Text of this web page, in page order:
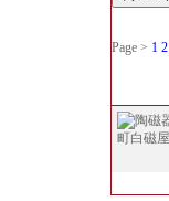
Page > 1 2